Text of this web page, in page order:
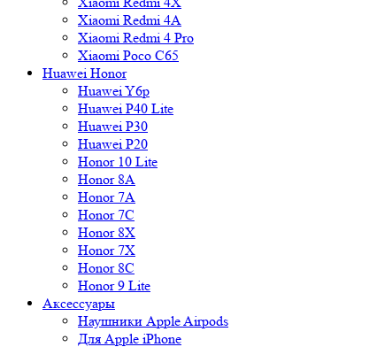
Xiaomi Redmi 4A
Xiaomi Redmi 4 Pro
Xiaomi Poco C65
Huawei Honor
Huawei Y6p
Huawei P40 Lite
Huawei P30
Huawei P20
Honor 10 Lite
Honor 8A
Honor 7A
Honor 7C
Honor 8X
Honor 7X
Honor 8C
Honor 9 Lite
Аксессуары
Наушники Apple Airpods
Для Apple iPhone